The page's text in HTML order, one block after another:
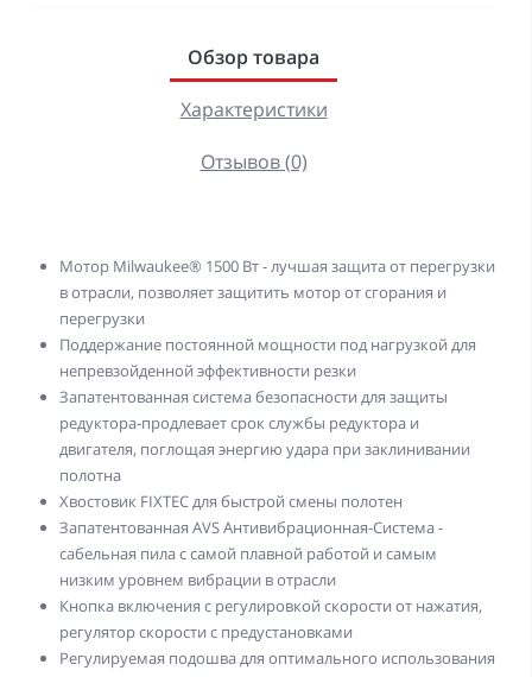
Обзор товара
Характеристики
Отзывов (0)
Мотор Milwaukee® 1500 Вт - лучшая защита от перегрузки
в отрасли, позволяет защитить мотор от сгорания и
перегрузки
Поддержание постоянной мощности под нагрузкой для
непревзойденной эффективности резки
Запатентованная система безопасности для защиты
редуктора-продлевает срок службы редуктора и
двигателя, поглощая энергию удара при заклинивании
полотна
Хвостовик FIXTEC для быстрой смены полотен
Запатентованная AVS Антивибрационная-Система -
сабельная пила с самой плавной работой и самым
низким уровнем вибрации в отрасли
Кнопка включения с регулировкой скорости от нажатия,
регулятор скорости с предустановками
Регулируемая подошва для оптимального использования